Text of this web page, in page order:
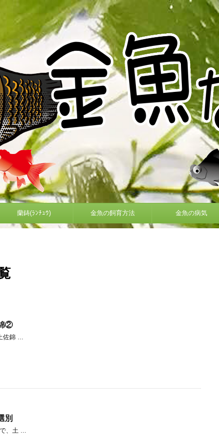
蘭鋳(ﾗﾝﾁｭｳ) 金魚の飼育方法 金魚の病気
②
佐錦 ...
別
、土 ...